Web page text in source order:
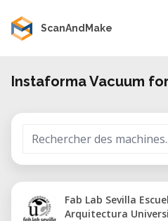
ScanAndMake
Instaforma Vacuum
Fab Lab Sevilla
Arquitectura